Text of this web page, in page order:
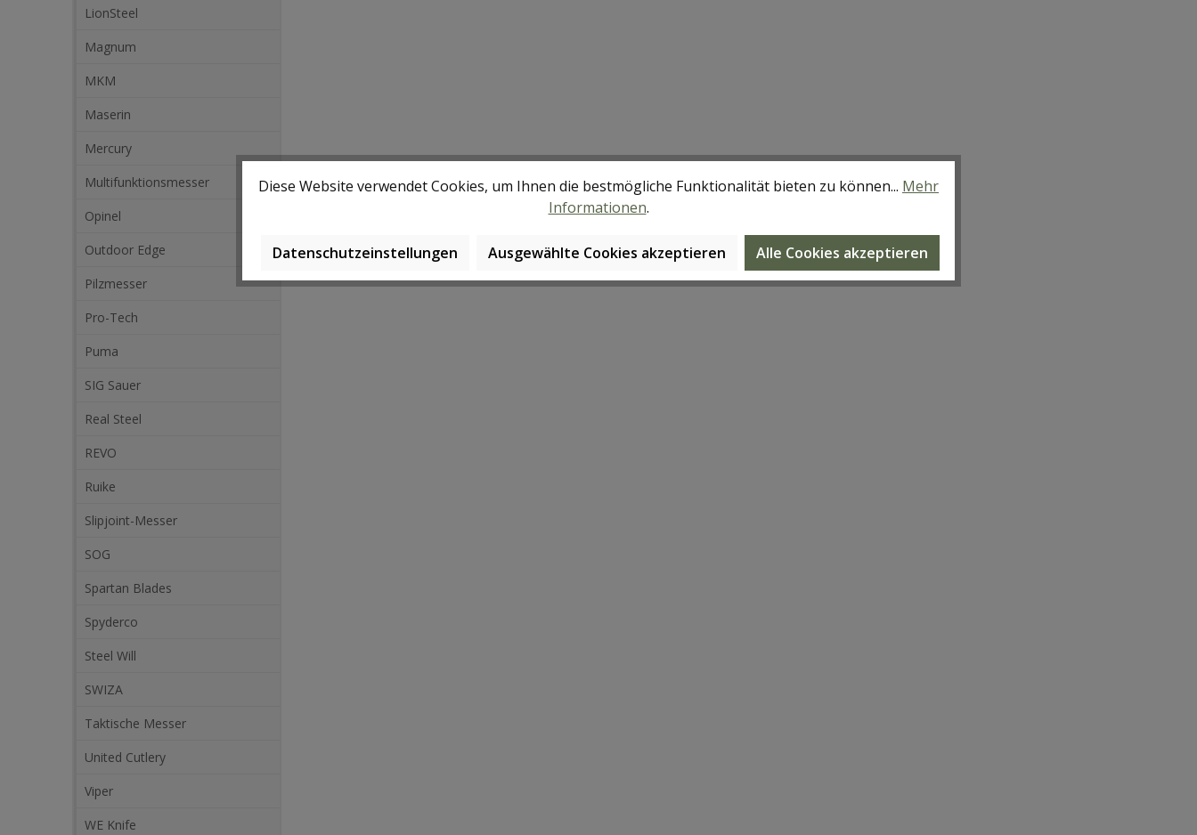
LionSteel
Magnum
MKM
Maserin
Mercury
Multifunktionsmesser
Opinel
Outdoor Edge
Pilzmesser
Pro-Tech
Puma
SIG Sauer
Real Steel
REVO
Ruike
Slipjoint-Messer
SOG
Spartan Blades
Spyderco
Steel Will
SWIZA
Taktische Messer
United Cutlery
Viper
WE Knife
Diese Website verwendet Cookies, um Ihnen die bestmögliche Funktionalität bieten zu können... Mehr
Informationen.
Datenschutzeinstellungen Ausgewählte Cookies akzeptieren Alle Cookies akzeptieren